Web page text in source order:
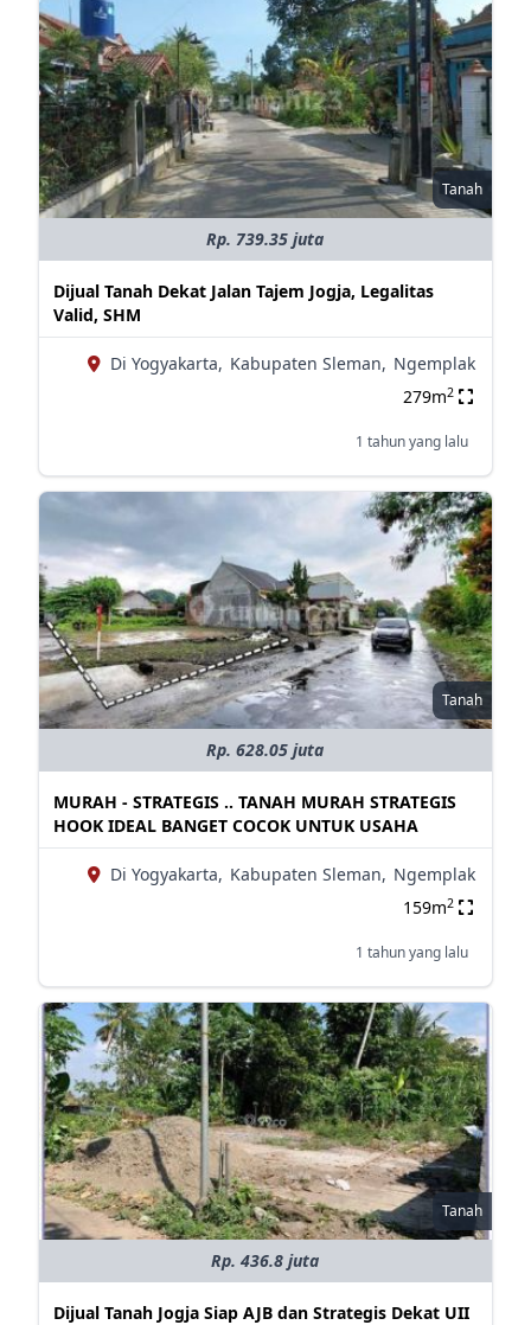
Tanah
Rp. 739.35 juta
Dijual Tanah Dekat Jalan Tajem Jogja, Legalitas
Valid, SHM
Di Yogyakarta, Kabupaten Sleman, Ngemplak
279m2
1 tahun yang lalu
Tanah
Rp. 628.05 juta
MURAH - STRATEGIS .. TANAH MURAH STRATEGIS
HOOK IDEAL BANGET COCOK UNTUK USAHA
Di Yogyakarta, Kabupaten Sleman, Ngemplak
159m2
1 tahun yang lalu
Tanah
Rp. 436.8 juta
Dijual Tanah Jogja Siap AJB dan Strategis Dekat UII